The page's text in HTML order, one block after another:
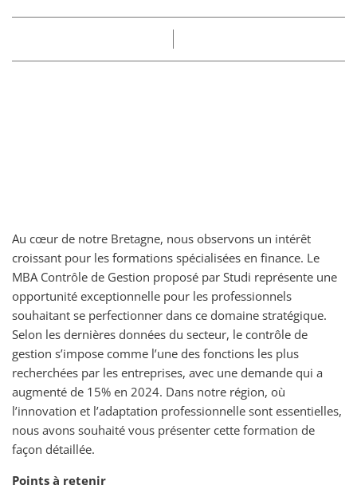
Au cœur de notre Bretagne, nous observons un intérêt
croissant pour les formations spécialisées en finance. Le
MBA Contrôle de Gestion proposé par Studi représente une
opportunité exceptionnelle pour les professionnels
souhaitant se perfectionner dans ce domaine stratégique.
Selon les dernières données du secteur, le contrôle de
gestion s’impose comme l’une des fonctions les plus
recherchées par les entreprises, avec une demande qui a
augmenté de 15% en 2024. Dans notre région, où
l’innovation et l’adaptation professionnelle sont essentielles,
nous avons souhaité vous présenter cette formation de
façon détaillée.
Points à retenir